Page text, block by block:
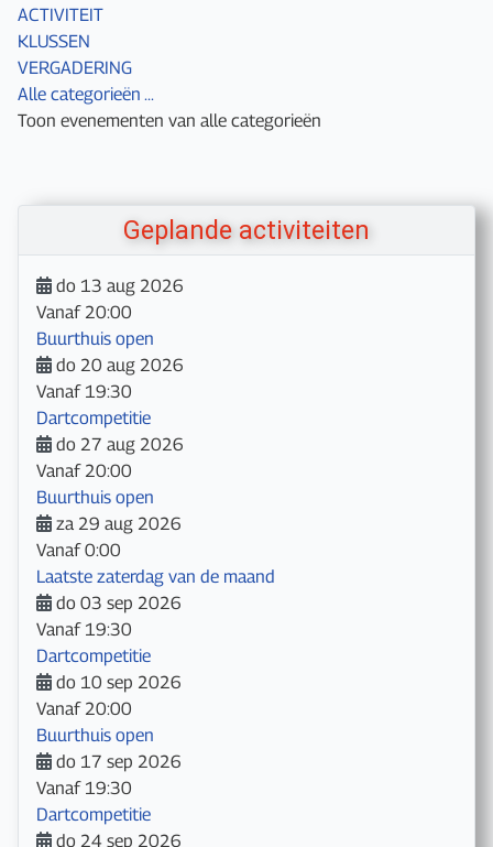
Geplande activiteiten
do 13 aug 2026
Vanaf 20:00
Buurthuis open
do 20 aug 2026
Vanaf 19:30
Dartcompetitie
do 27 aug 2026
Vanaf 20:00
Buurthuis open
za 29 aug 2026
Vanaf0:00
Laatste zaterdag van de maand
do 03 sep 2026
Vanaf 19:30
Dartcompetitie
do 10 sep 2026
Vanaf 20:00
Buurthuis open
do 17 sep 2026
Vanaf 19:30
Dartcompetitie
do 24 sep 2026
ACTIVITEIT
KLUSSEN
VERGADERING
Alle categorieën ...
Toon evenementen van alle categorieën